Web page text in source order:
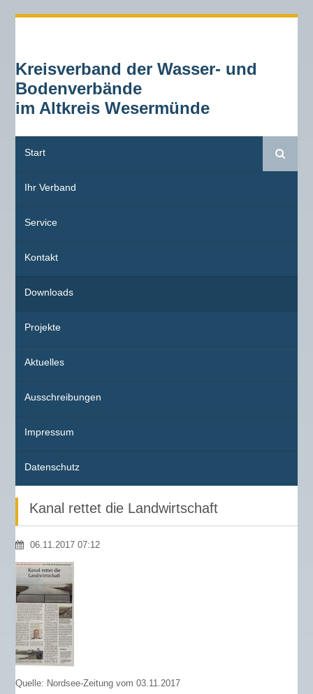
Kreisverband der Wasser- und
Bodenverbände
im Altkreis Wesermünde
Start
Ihr Verband
Service
Kontakt
Downloads
Projekte
Aktuelles
Ausschreibungen
Impressum
Datenschutz
Suche
Kanal rettet die Landwirtschaft
06.11.2017 07:12
Quelle: Nordsee-Zeitung vom 03.11.2017